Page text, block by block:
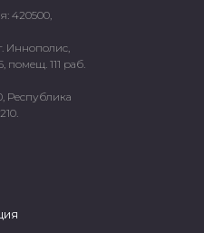
420500,
Иннополис,
помещ. 111 раб.
Республика